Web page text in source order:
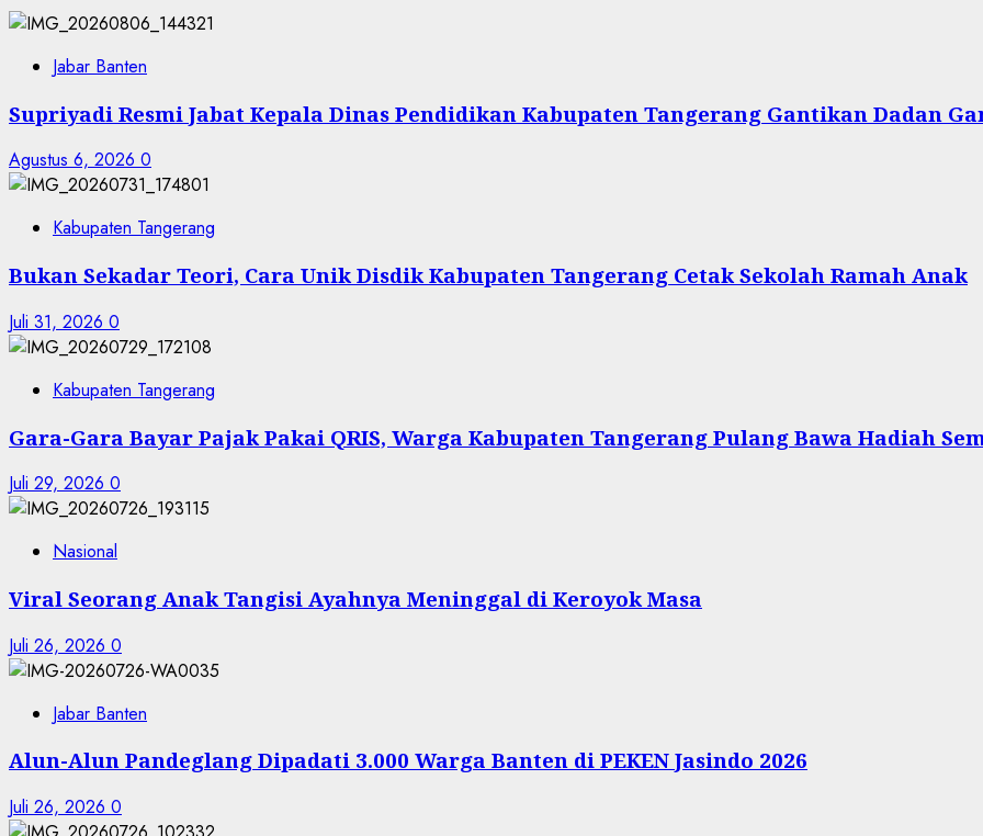
Jabar Banten
Supriyadi Resmi Jabat Kepala Dinas Pendidikan Kabupaten Tangerang Gantikan Dadan
Agustus 6, 2026 0
Kabupaten Tangerang
Bukan Sekadar Teori, Cara Unik Disdik Kabupaten Tangerang Cetak Sekolah Ramah Anak
Juli 31, 2026 0
Kabupaten Tangerang
Gara-Gara Bayar Pajak Pakai QRIS, Warga Kabupaten Tangerang Pulang Bawa Hadiah
Juli 29, 2026 0
Nasional
Viral Seorang Anak Tangisi Ayahnya Meninggal di Keroyok Masa
Juli 26, 2026 0
Jabar Banten
Alun-Alun Pandeglang Dipadati 3.000 Warga Banten di PEKEN Jasindo 2026
Juli 26, 2026 0